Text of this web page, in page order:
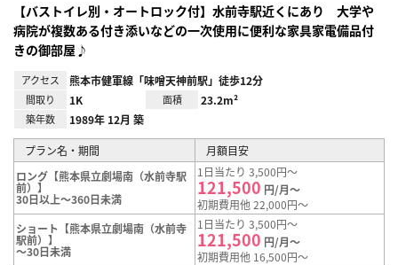
【バストイレ別・オートロック付】水前寺駅近くにあり 大学や
病院が複数ある付き添いなどの一次使用に便利な家具家電備品付
きの御部屋♪
アクセス 熊本市健軍線「味噌天神前駅」徒歩12分
間取り 1K 面積 23.2m²
築年数 1989年 12月 築
プラン名・期間
月額目安
ロング【熊本県立劇場南（水前寺駅
前）】
30日以上～360日未満
1日当たり 3,500円～
121,500 円/月～
初期費用他 22,000円～
ショート【熊本県立劇場南（水前寺
駅前）】
～30日未満
1日当たり 3,500円～
121,500 円/月～
初期費用他 16,500円～